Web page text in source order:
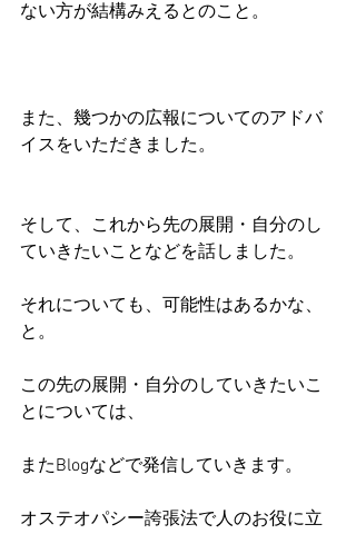
ない方が結構みえるとのこと。
また、幾つかの広報についてのアドバ
イスをいただきました。
そして、これから先の展開・自分のし
ていきたいことなどを話しました。
それについても、可能性はあるかな、
と。
この先の展開・自分のしていきたいこ
とについては、
またBlogなどで発信していきます。
オステオパシー誇張法で人のお役に立